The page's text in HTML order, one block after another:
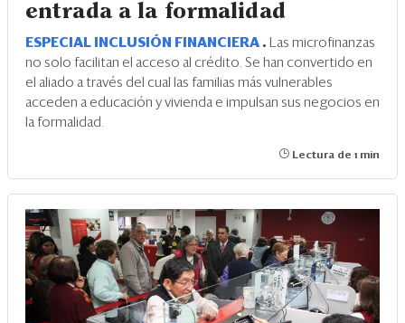
entrada a la formalidad
ESPECIAL INCLUSIÓN FINANCIERA .
Las microfinanzas
no solo facilitan el acceso al crédito. Se han convertido en
el aliado a través del cual las familias más vulnerables
acceden a educación y vivienda e impulsan sus negocios en
la formalidad.
Lectura de 1 min